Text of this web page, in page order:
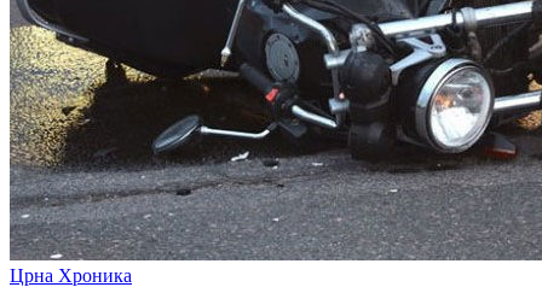
Црна Хроника